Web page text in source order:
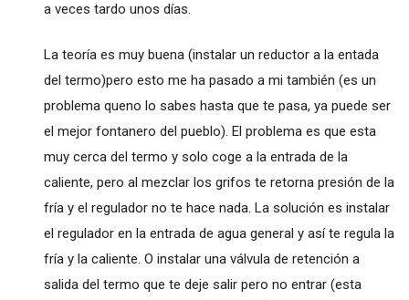
a veces tardo unos días.
La teoría es muy buena (instalar un reductor a la entada
del termo)pero esto me ha pasado a mi también (es un
problema queno lo sabes hasta que te pasa, ya puede ser
el mejor fontanero del pueblo). El problema es que esta
muy cerca del termo y solo coge a la entrada de la
caliente, pero al mezclar los grifos te retorna presión de la
fría y el regulador no te hace nada. La solución es instalar
el regulador en la entrada de agua general y así te regula la
fría y la caliente. O instalar una válvula de retención a
salida del termo que te deje salir pero no entrar (esta